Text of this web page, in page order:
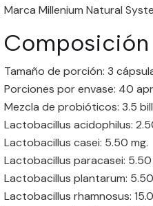
Marca Millenium Natural
Tamaño de porción: 3
Porciones por envase: 40
Mezcla de probióticos: 3.5
Lactobacillus acidophilus:
Lactobacillus casei: 5.50 mg.
Lactobacillus paracasei: 5.50
Lactobacillus plantarum:
Lactobacillus rhamnosus: